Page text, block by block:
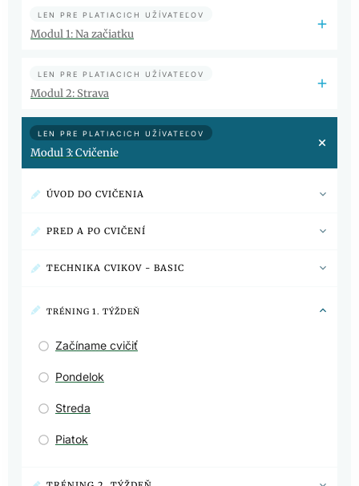
LEN PRE PLATIACICH UŽÍVATEĽOV
Modul 1: Na začiatku
LEN PRE PLATIACICH UŽÍVATEĽOV
Modul 2: Strava
LEN PRE PLATIACICH UŽÍVATEĽOV
Modul 3: Cvičenie
ÚVOD DO CVIČENIA
PRED A PO CVIČENÍ
TECHNIKA CVIKOV - BASIC
TRÉNING 1. TÝŽDEŇ
Začíname cvičiť
Pondelok
Streda
Piatok